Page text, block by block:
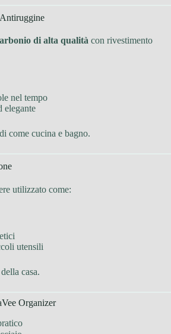
di alta qualità con rivestimento
nel tempo
elegante
come cucina e bagno.
utilizzato come:
utensili
casa.
Organizer